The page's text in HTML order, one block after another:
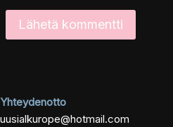
Yhteydenotto
uusialkurope@hotmail.com